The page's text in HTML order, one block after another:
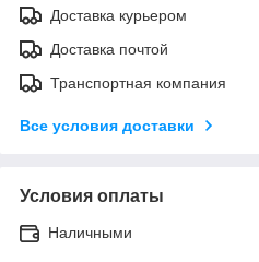
Доставка курьером
Доставка почтой
Транспортная компания
Все условия доставки
Условия оплаты
Наличными